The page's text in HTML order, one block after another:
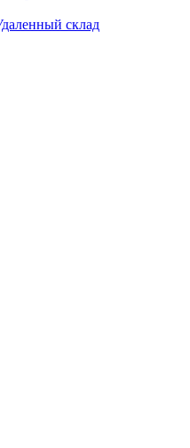
склад